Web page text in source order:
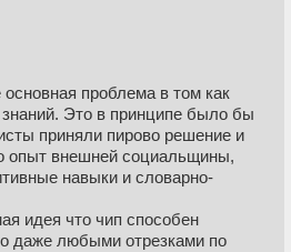
проблема в том как
знаний. Это в принципе было бы
приняли пирово решение и
опыт внешней социальщины,
навыки и словарно-
идея что чип способен
даже любыми отрезками по